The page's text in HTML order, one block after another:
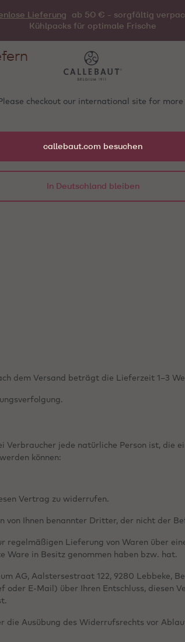
Lieferung
ab 50 € - sorgfältig
Kühlpacks für optimale Frische
dem Versand beträgt die Lieferzeit 1–3
jede natürliche Person ist, die
können:
Vertrag zu widerrufen.
Ihnen benannter Dritter, der nicht der
Lieferung von Waren über
Ware in Besitz genommen haben bzw. hat.
AG, Aalstersestraat 122, 9280 Lebbeke,
E-Mail) über Ihren Entschluss, diesen
Ausübung des Widerrufsrechts vor
checkout our international site for
callebaut.com besuchen
In Deutschland bleiben